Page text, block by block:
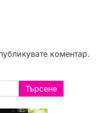
коментар.